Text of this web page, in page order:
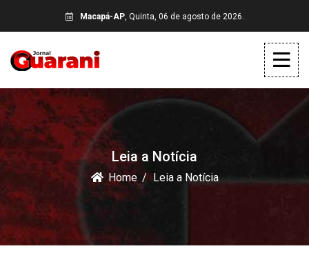
Macapá-AP, Quinta, 06 de agosto de 2026.
Leia a Notícia
Home Leia a Notícia